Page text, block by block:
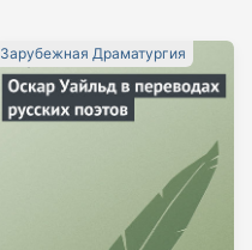
Зарубежная Драматургия